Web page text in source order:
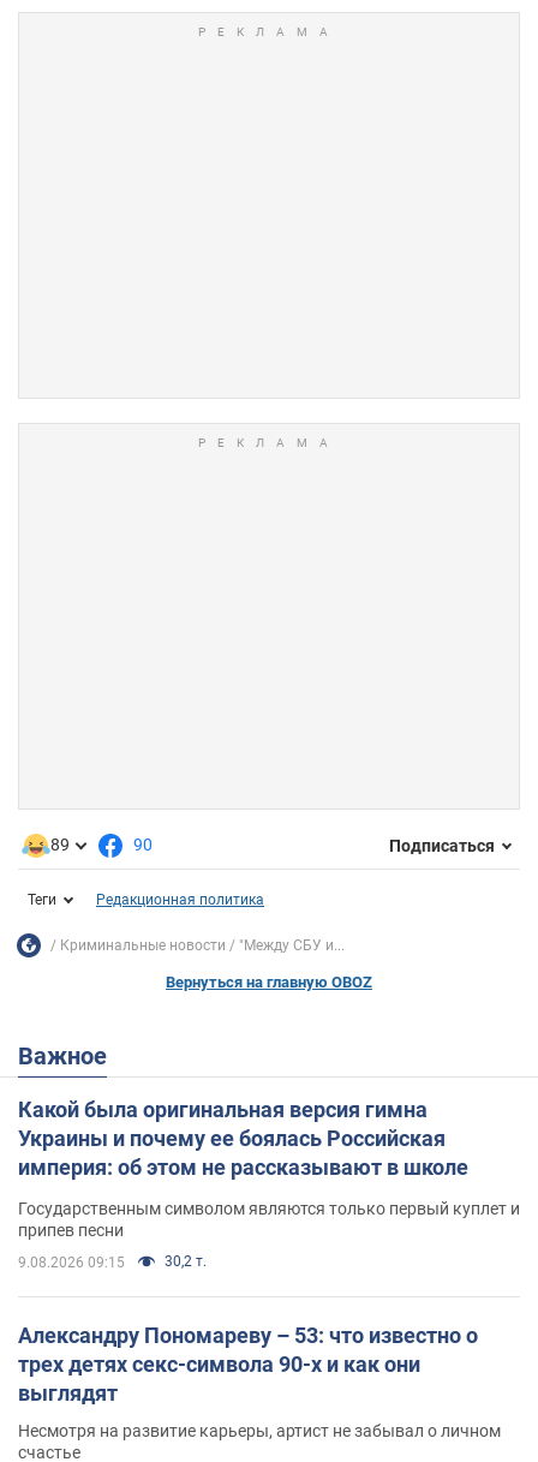
89 90 Подписаться
Теги Редакционная политика
Криминальные новости "Между СБУ и...
Вернуться на главную OBOZ
Важное
Какой была оригинальная версия гимна
Украины и почему ее боялась Российская
империя: об этом не рассказывают в школе
Государственным символом являются только первый куплет и
припев песни
9.08.2026 09:15 30,2 т.
Александру Пономареву – 53: что известно о
трех детях секс-символа 90-х и как они
выглядят
Несмотря на развитие карьеры, артист не забывал о личном
счастье